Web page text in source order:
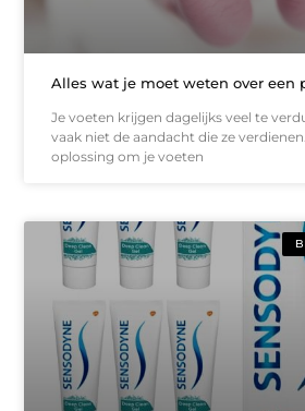
Alles wat je moet weten over een
Je voeten krijgen dagelijks veel te
vaak niet de aandacht die ze
oplossing om je voeten